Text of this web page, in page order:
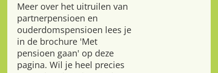
Meer over het uitruilen van
partnerpensioen en
ouderdomspensioen lees je
in de brochure 'Met
pensioen gaan' op deze
pagina. Wil je heel precies